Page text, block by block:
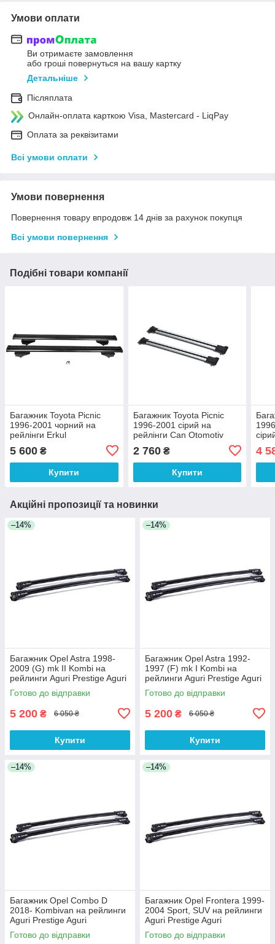
Умови оплати
Ви отримаєте замовлення
або гроші повернуться на вашу картку
Детальніше
Післяплата
Онлайн-оплата карткою Visa, Mastercard - LiqPay
Оплата за реквізитами
Всі умови оплати
Умови повернення
Повернення товару впродовж 14 днів за рахунок покупця
Всі умови повернення
Подібні товари компанії
Багажник Toyota Picnic
1996-2001 чорний на
рейлінги Erkul
5 600 ₴
Купити
Багажник Toyota Picnic
1996-2001 cірий на
рейлінги Can Otomotiv
2 760₴
Купити
4
Акційні пропозиції та новинки
–14%
Багажник Opel Astra 1998-
2009 (G) mk II Kombi на
рейлинги Aguri Prestige Aguri
Готово до відправки
5 200 ₴ 6 050 ₴
Купити
–14%
Багажник Opel Astra 1992-
1997 (F) mk I Kombi на
рейлинги Aguri Prestige Aguri
Готово до відправки
5 200 ₴ 6 050 ₴
Купити
–14%
Багажник Opel Combo D
2018- Kombivan на рейлинги
Aguri Prestige Aguri
Готово до відправки
–14%
Багажник Opel Frontera 1999-
2004 Sport, SUV на рейлинги
Aguri Prestige Aguri
Готово до відправки